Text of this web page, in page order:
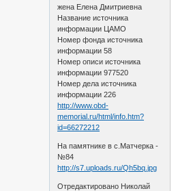
жена Елена Дмитриевна
Название источника
информации ЦАМО
Номер фонда источника
информации 58
Номер описи источника
информации 977520
Номер дела источника
информации 226
http://www.obd-
memorial.ru/html/info.htm?
id=66272212
На памятнике в с.Матчерка -
№84
http://s7.uploads.ru/Qh5bq.jpg
Отредактировано Николай